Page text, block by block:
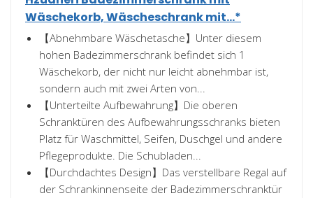
Wäschekorb, Wäscheschrank mit...*
【Abnehmbare Wäschetasche】Unter diesem
hohen Badezimmerschrank befindet sich 1
Wäschekorb, der nicht nur leicht abnehmbar ist,
sondern auch mit zwei Arten von...
【Unterteilte Aufbewahrung】Die oberen
Schranktüren des Aufbewahrungsschranks bieten
Platz für Waschmittel, Seifen, Duschgel und andere
Pflegeprodukte. Die Schubladen...
【Durchdachtes Design】Das verstellbare Regal auf
der Schrankinnenseite der Badezimmerschranktür